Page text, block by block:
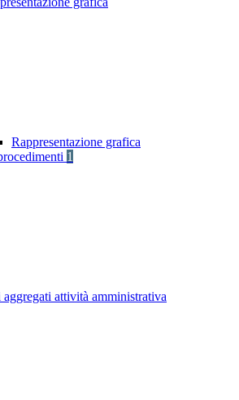
Rappresentazione grafica
1
aggregati attività amministrativa